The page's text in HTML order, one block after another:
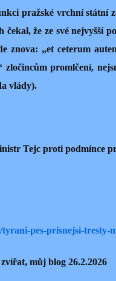
pražské vrchní státní
že ze své nejvyšší
znova: „et ceterum
zločincům promlčení,
vlády).
Tejc proti podmínce
tyrani-pes-prisnejsi-tresty-
můj blog 26.2.2026